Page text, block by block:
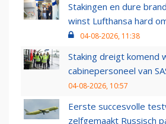
Stakingen en dure
winst Lufthansa hard
04-08-2026, 11:38
Staking dreigt komend
cabinepersoneel van
04-08-2026, 10:57
Eerste succesvolle
zelfgemaakt Russisch